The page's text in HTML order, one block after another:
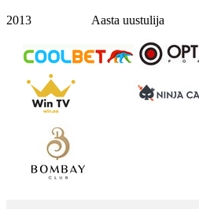
2013 Aasta uustulija